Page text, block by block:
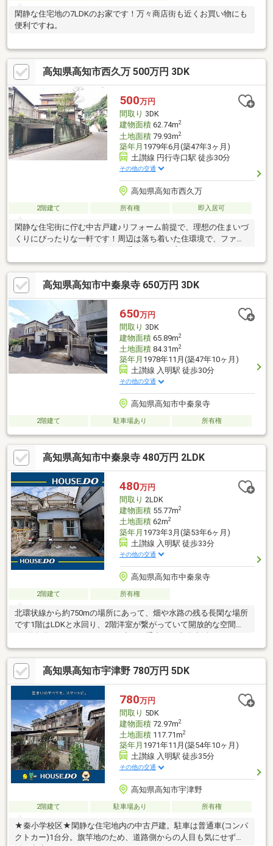
閑静な住宅地の7LDKのお家です！万々商店街も近くお買い物にも
便利ですね。
高知県高知市西久万 500万円 3DK
500万円
間取り 3DK
建物面積62.74m2
土地面積79.93m2
築年月 1979年6月(築47年3ヶ月)
土讃線 円行寺口駅 徒歩30分
その他の交通
高知県高知市西久万
2階建て 所有権 即入居可
閑静な住宅街に佇む中古戸建♪リフォーム前提で、理想の住まいづ
くりにぴったりな一軒です！周辺は落ち着いた住環境で、ファミ
を検討中の方に最適です♪
高知県高知市中秦泉寺 650万円 3DK
650万円
間取り 3DK
建物面積65.89m2
土地面積84.31m2
築年月 1978年11月(築47年10ヶ月)
土讃線 入明駅 徒歩30分
その他の交通
高知県高知市中秦泉寺
2階建て 駐車場あり 所有権
高知県高知市中秦泉寺 480万円 2LDK
480万円
間取り 2LDK
建物面積55.77m2
土地面積62m2
築年月 1973年3月(築53年6ヶ月)
土讃線 入明駅 徒歩33分
その他の交通
高知県高知市中秦泉寺
2階建て 所有権
北環状線から約750mの場所にあって、畑や水路の残る長閑な場所
です1階はLDKと水回り、2階洋室が繋がっていて開放的な空間で
す！
高知県高知市宇津野 780万円 5DK
780万円
間取り 5DK
建物面積72.97m2
土地面積117.71m2
築年月 1971年11月(築54年10ヶ月)
土讃線 入明駅 徒歩35分
その他の交通
高知県高知市宇津野
2階建て 駐車場あり 所有権
★秦小学校区★閑静な住宅地内の中古戸建。駐車は普通車(コンパ
クトカー)1台分。旗竿地のため、道路側からの人目も気にせず生